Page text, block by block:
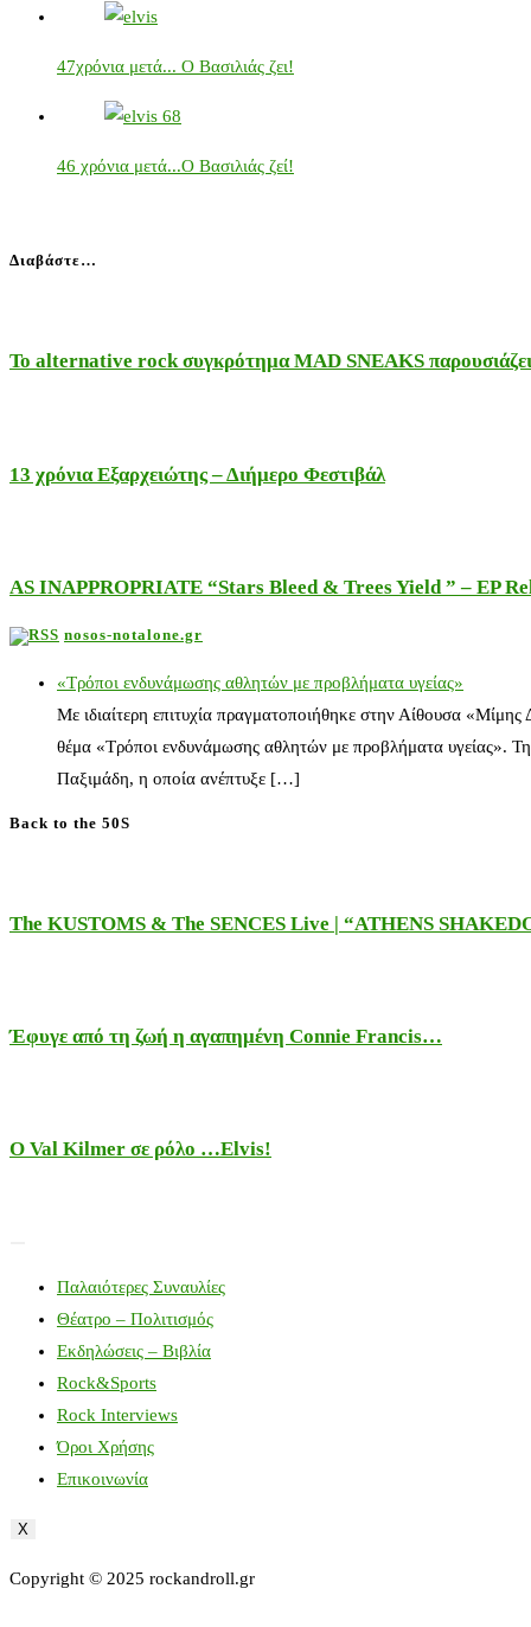
47χρόνια μετά... Ο Βασιλιάς ζει!
46 χρόνια μετά...Ο Βασιλιάς ζεί!
Διαβάστε…
Το alternative rock συγκρότημα MAD SNEAKS
13 χρόνια Εξαρχειώτης – Διήμερο Φεστιβάλ
AS INAPPROPRIATE “Stars Bleed & Trees Yield ” – EP
nosos-notalone.gr
«Τρόποι ενδυνάμωσης αθλητών με προβλήματα υγείας»
Με ιδιαίτερη επιτυχία πραγματοποιήθηκε στην Αίθουσα
θέμα «Τρόποι ενδυνάμωσης αθλητών με προβλήματα υγείας».
Παξιμάδη, η οποία ανέπτυξε […]
Back to the 50S
The KUSTOMS & The SENCES Live | “ATHENS
Έφυγε από τη ζωή η αγαπημένη Connie Francis…
Ο Val Kilmer σε ρόλο …Elvis!
Παλαιότερες Συναυλίες
Θέατρο – Πολιτισμός
Εκδηλώσεις – Βιβλία
Rock&Sports
Rock Interviews
Όροι Χρήσης
Επικοινωνία
X
Copyright © 2025 rockandroll.gr